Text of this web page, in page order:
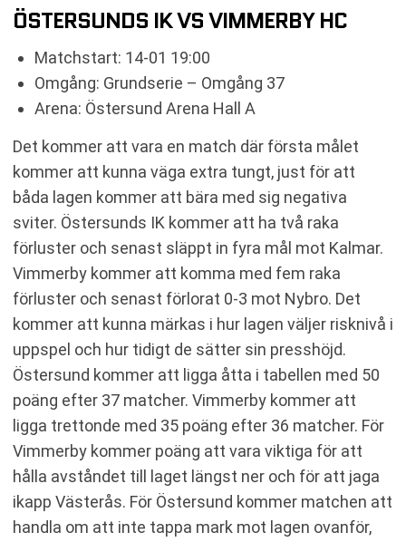
ÖSTERSUNDS IK VS VIMMERBY HC
Matchstart: 14-01 19:00
Omgång: Grundserie – Omgång 37
Arena: Östersund Arena Hall A
Det kommer att vara en match där första målet
kommer att kunna väga extra tungt, just för att
båda lagen kommer att bära med sig negativa
sviter. Östersunds IK kommer att ha två raka
förluster och senast släppt in fyra mål mot Kalmar.
Vimmerby kommer att komma med fem raka
förluster och senast förlorat 0-3 mot Nybro. Det
kommer att kunna märkas i hur lagen väljer risknivå i
uppspel och hur tidigt de sätter sin presshöjd.
Östersund kommer att ligga åtta i tabellen med 50
poäng efter 37 matcher. Vimmerby kommer att
ligga trettonde med 35 poäng efter 36 matcher. För
Vimmerby kommer poäng att vara viktiga för att
hålla avståndet till laget längst ner och för att jaga
ikapp Västerås. För Östersund kommer matchen att
handla om att inte tappa mark mot lagen ovanför,